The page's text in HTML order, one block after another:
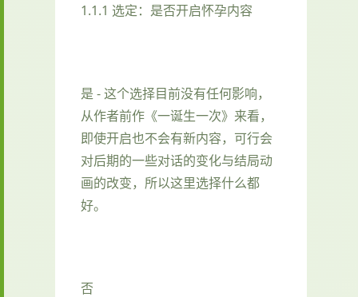
1.1.1 选定：是否开启怀孕内容
是 - 这个选择目前没有任何影响，
从作者前作《一诞生一次》来看，
即使开启也不会有新内容，可行会
对后期的一些对话的变化与结局动
画的改变，所以这里选择什么都
好。
否